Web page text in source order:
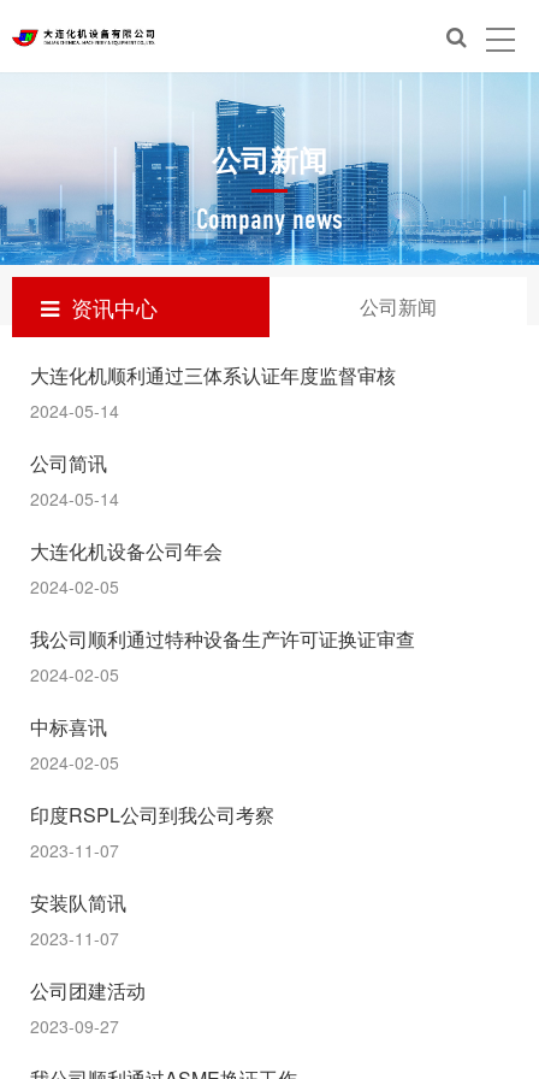
公司新闻
Company news
资讯中心 公司新闻
大连化机顺利通过三体系认证年度监督审核
2024-05-14
公司简讯
2024-05-14
大连化机设备公司年会
2024-02-05
我公司顺利通过特种设备生产许可证换证审查
2024-02-05
中标喜讯
2024-02-05
印度RSPL公司到我公司考察
2023-11-07
安装队简讯
2023-11-07
公司团建活动
2023-09-27